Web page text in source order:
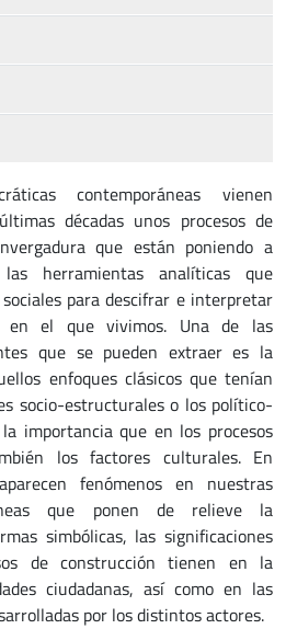
contemporáneas vienen
décadas unos procesos de
que están poniendo a
herramientas analíticas que
para descifrar e interpretar
en el que vivimos. Una de las
que se pueden extraer es la
enfoques clásicos que tenían
socio-estructurales o los político-
importancia que en los procesos
los factores culturales. En
fenómenos en nuestras
que ponen de relieve la
simbólicas, las significaciones
de construcción tienen en la
ciudadanas, así como en las
por los distintos actores.